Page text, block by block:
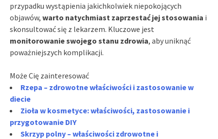
przypadku wystąpienia jakichkolwiek niepokojących
objawów, warto natychmiast zaprzestać jej stosowania i
skonsultować się z lekarzem. Kluczowe jest
monitorowanie swojego stanu zdrowia, aby uniknąć
poważniejszych komplikacji.
Może Cię zainteresować
Rzepa – zdrowotne właściwości i zastosowanie w
diecie
Zioła w kosmetyce: właściwości, zastosowanie i
przygotowanie DIY
Skrzyp polny – właściwości zdrowotne i